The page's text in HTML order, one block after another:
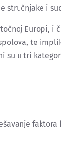
stručnjake i
Europi, i
te
su u tri
faktora